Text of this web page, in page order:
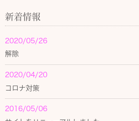
新着情報
2020/05/26
解除
2020/04/20
コロナ対策
2016/05/06